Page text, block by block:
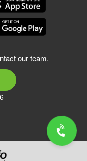
our team.